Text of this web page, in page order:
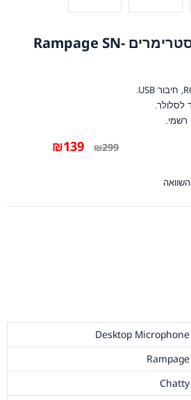
מיקרופון שולחני לסטרימרים Rampage SN-
₪299
₪139
השוואה
Desktop Microphone
Rampage
Chatty